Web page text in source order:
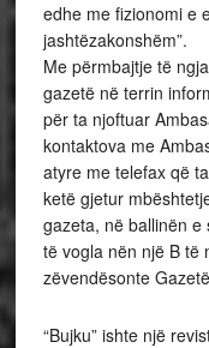
edhe me fizionomi e
jashtëzakonshëm”.
Me përmbajtje të
gazetë në terrin
për ta njoftuar
kontaktova me
atyre me telefax që
ketë gjetur
gazeta, në ballinën e
të vogla nën një B të
zëvendësonte
“Bujku” ishte një